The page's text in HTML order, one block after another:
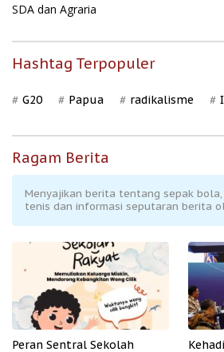
SDA dan Agraria
Hashtag Terpopuler
G20 Papua radikalisme
Ragam Berita
Menyajikan berita tentang sepak
tenis dan informasi seputaran berita
Peran Sentral Sekolah